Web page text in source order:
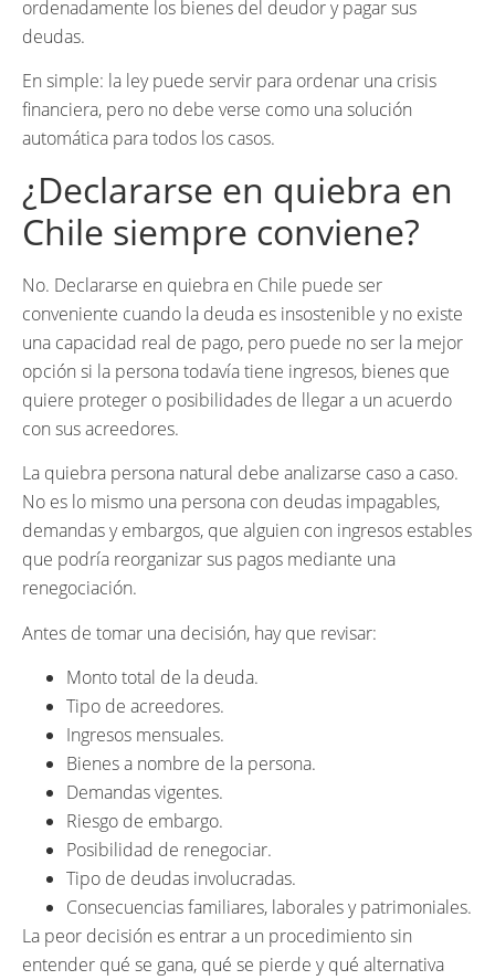
ordenadamente los bienes del deudor y pagar sus
deudas.
En simple: la ley puede servir para ordenar una crisis
financiera, pero no debe verse como una solución
automática para todos los casos.
¿Declararse en quiebra en
Chile siempre conviene?
No. Declararse en quiebra en Chile puede ser
conveniente cuando la deuda es insostenible y no existe
una capacidad real de pago, pero puede no ser la mejor
opción si la persona todavía tiene ingresos, bienes que
quiere proteger o posibilidades de llegar a un acuerdo
con sus acreedores.
La quiebra persona natural debe analizarse caso a caso.
No es lo mismo una persona con deudas impagables,
demandas y embargos, que alguien con ingresos estables
que podría reorganizar sus pagos mediante una
renegociación.
Antes de tomar una decisión, hay que revisar:
Monto total de la deuda.
Tipo de acreedores.
Ingresos mensuales.
Bienes a nombre de la persona.
Demandas vigentes.
Riesgo de embargo.
Posibilidad de renegociar.
Tipo de deudas involucradas.
Consecuencias familiares, laborales y patrimoniales.
La peor decisión es entrar a un procedimiento sin
entender qué se gana, qué se pierde y qué alternativa